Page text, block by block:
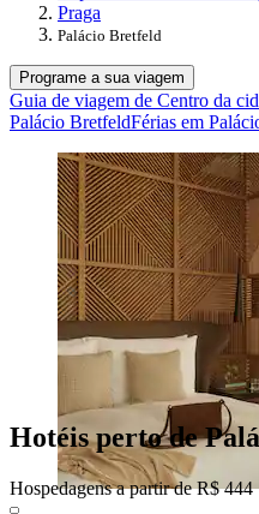
Praga
Palácio Bretfeld
Programe a sua viagem
Guia de viagem de Centro da
Palácio BretfeldFérias em
Hotéis perto de
Hospedagens a partir de R$ 444